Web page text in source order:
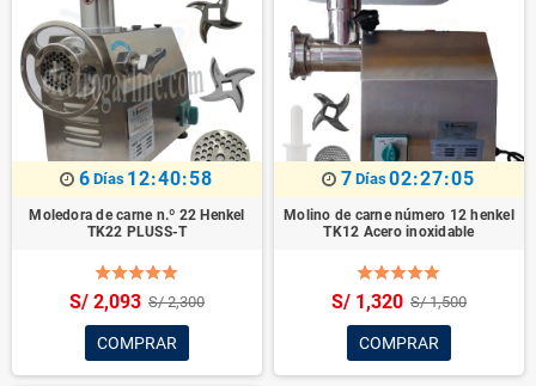
6 Días 12:40:58
Moledora de carne n.º 22 Henkel
TK22 PLUSS-T
S/ 2,093 S/ 2,300
COMPRAR
7 Días02:27:05
Molino de carne número 12 henkel
TK12 Acero inoxidable
S/ 1,320 S/ 1,500
COMPRAR